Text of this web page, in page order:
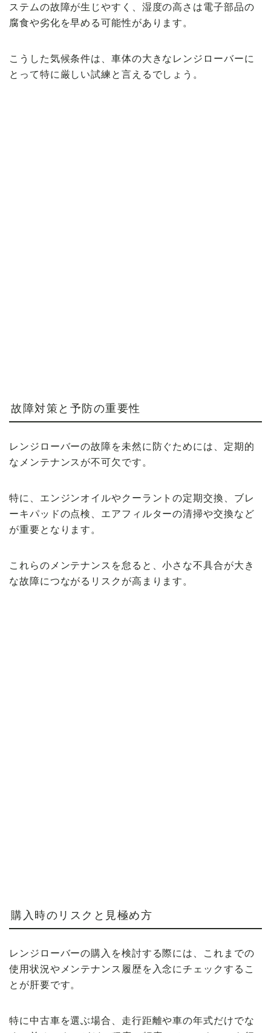
ステムの故障が生じやすく、湿度の高さは電子部品の
腐食や劣化を早める可能性があります。
こうした気候条件は、車体の大きなレンジローバーに
とって特に厳しい試練と言えるでしょう。
故障対策と予防の重要性
レンジローバーの故障を未然に防ぐためには、定期的
なメンテナンスが不可欠です。
特に、エンジンオイルやクーラントの定期交換、ブレ
ーキパッドの点検、エアフィルターの清掃や交換など
が重要となります。
これらのメンテナンスを怠ると、小さな不具合が大き
な故障につながるリスクが高まります。
購入時のリスクと見極め方
レンジローバーの購入を検討する際には、これまでの
使用状況やメンテナンス履歴を入念にチェックするこ
とが肝要です。
特に中古車を選ぶ場合、走行距離や車の年式だけでな